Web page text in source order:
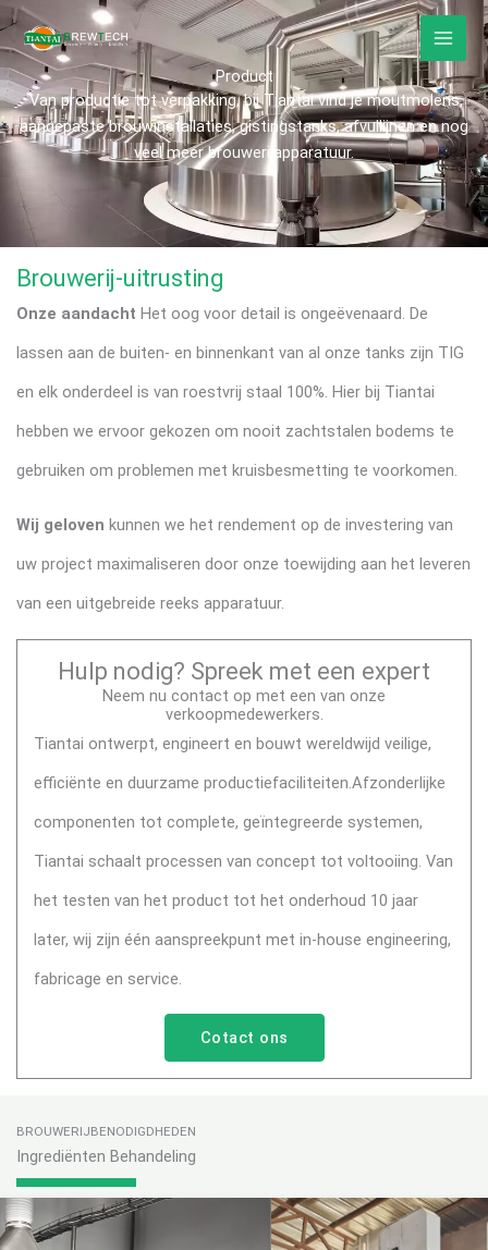
Overslaan
naar
inhoud
Product
Van productie tot verpakking, bij Tiantai vind je moutmolens,
aangepaste brouwinstallaties, gistingstanks, afvullijnen en nog
veel meer brouwerijapparatuur.
Brouwerij-uitrusting
Onze aandacht Het oog voor detail is ongeëvenaard. De
lassen aan de buiten- en binnenkant van al onze tanks zijn TIG
en elk onderdeel is van roestvrij staal 100%. Hier bij Tiantai
hebben we ervoor gekozen om nooit zachtstalen bodems te
gebruiken om problemen met kruisbesmetting te voorkomen.
Wij geloven kunnen we het rendement op de investering van
uw project maximaliseren door onze toewijding aan het leveren
van een uitgebreide reeks apparatuur.
Hulp nodig? Spreek met een expert
Neem nu contact op met een van onze
verkoopmedewerkers.
Tiantai ontwerpt, engineert en bouwt wereldwijd veilige,
efficiënte en duurzame productiefaciliteiten.Afzonderlijke
componenten tot complete, geïntegreerde systemen,
Tiantai schaalt processen van concept tot voltooiing. Van
het testen van het product tot het onderhoud 10 jaar
later, wij zijn één aanspreekpunt met in-house engineering,
fabricage en service.
Cotact ons
BROUWERIJBENODIGDHEDEN
Ingrediënten Behandeling